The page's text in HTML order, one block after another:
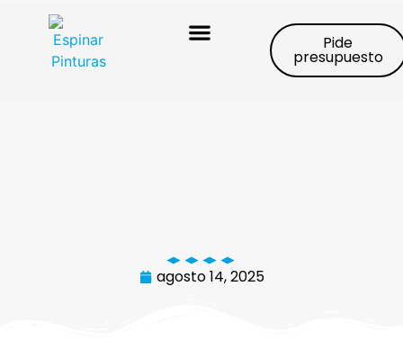
Pide
presupuesto
agosto 14, 2025